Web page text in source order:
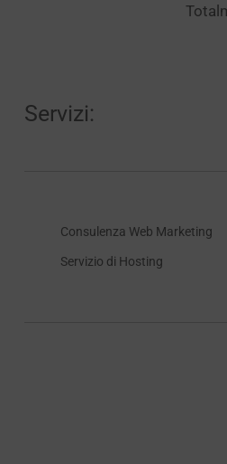
Servizi:
Consulenza Web Marketing
Servizio di Hosting